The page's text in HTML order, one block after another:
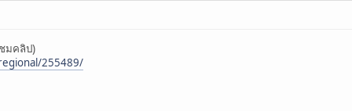
มคลิป)
255489/